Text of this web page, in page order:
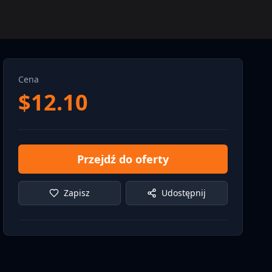
Cena
$12.10
Przejdź do oferty
Zapisz Udostępnij